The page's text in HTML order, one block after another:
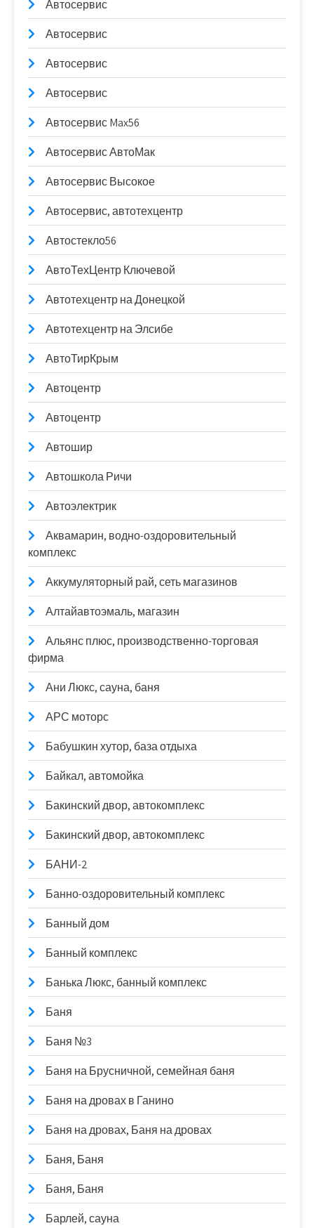
Автосервис
Автосервис
Автосервис
Автосервис
Автосервис Max56
Автосервис АвтоМак
Автосервис Высокое
Автосервис, автотехцентр
Автостекло56
АвтоТехЦентр Ключевой
Автотехцентр на Донецкой
Автотехцентр на Элсибе
АвтоТирКрым
Автоцентр
Автоцентр
Автошир
Автошкола Ричи
Автоэлектрик
Аквамарин, водно-оздоровительный
комплекс
Аккумуляторный рай, сеть магазинов
Алтайавтоэмаль, магазин
Альянс плюс, производственно-торговая
фирма
Ани Люкс, сауна, баня
АРС моторс
Бабушкин хутор, база отдыха
Байкал, автомойка
Бакинский двор, автокомплекс
Бакинский двор, автокомплекс
БАНИ-2
Банно-оздоровительный комплекс
Банный дом
Банный комплекс
Банька Люкс, банный комплекс
Баня
Баня №3
Баня на Брусничной, семейная баня
Баня на дровах в Ганино
Баня на дровах, Баня на дровах
Баня, Баня
Баня, Баня
Барлей, сауна